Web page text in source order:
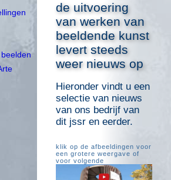
de uitvoering
van werken van
beeldende kunst
levert steeds
weer nieuws op
Hieronder vindt u een
selectie van nieuws
van ons bedrijf van
dit jssr en eerder.
klik op de afbeeldingen voor
een grotere weergave of
voor volgende